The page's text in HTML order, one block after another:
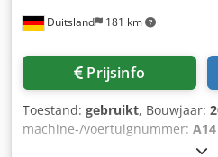
Duitsland 181 km
Prijsinfo
Toestand: gebruikt, Bouwjaar:
machine-/voertuignummer:
papierband- en